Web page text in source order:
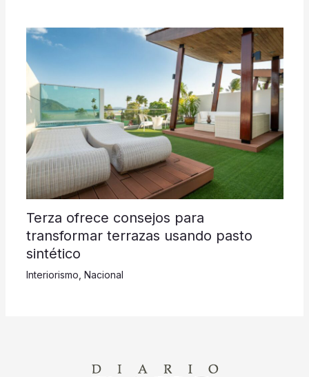
Terza ofrece consejos para
transformar terrazas usando pasto
sintético
Interiorismo Nacional